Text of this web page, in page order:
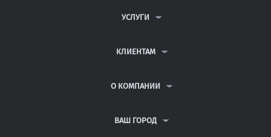
УСЛУГИ
ДИПЛОМНЫЕ РАБОТЫ
РЕФЕРАТЫ
КЛИЕНТАМ
ВОПРОСЫ И ОТВЕТЫ
ПОЛИТИКА КОНФИДЕНЦИАЛЬНОСТИ
О КОМПАНИИ
КОНТАКТЫ
ВАШ ГОРОД